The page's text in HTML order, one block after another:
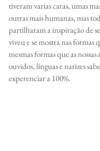
tiveram varias caras, umas
outras mais humanas, mas
partilharam a inspiração de
viveu e se mostra nas formas
mesmas formas que as nossas
ouvidos, línguas e narizes
experenciar a 100%.